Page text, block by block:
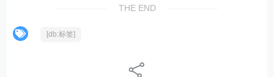
THE END
[db:标签]